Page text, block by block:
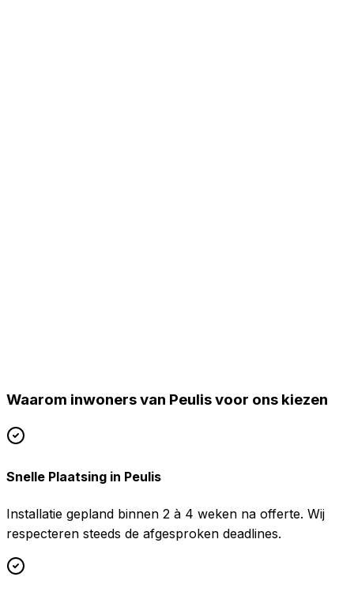
Uw favoriete installateur voor verwarming & koeling.
Waarom inwoners van Peulisvoor ons kiezen
Snelle Plaatsing in Peulis
Installatie gepland binnen 2 à 4 weken na offerte. Wij
respecteren steeds de afgesproken deadlines.